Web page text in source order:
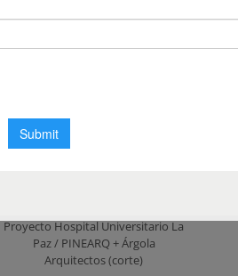
Proyecto Hospital Universitario La
Proyecto Hospital Universitario La
Paz / PINEARQ + Árgola
Arquitectos (corte)